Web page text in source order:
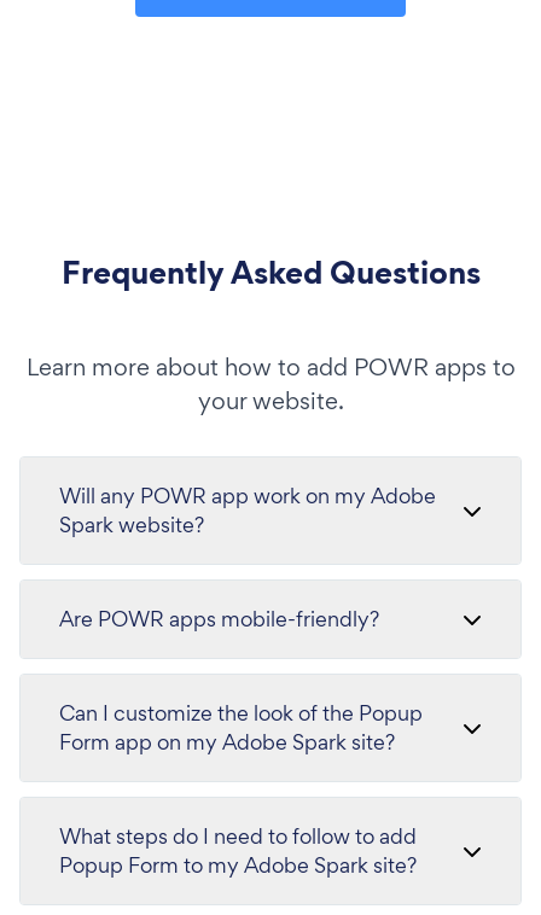
Frequently Asked Questions
Learn more about how to add POWR apps to
your website.
Will any POWR app work on my Adobe
Spark website?
Are POWR apps mobile-friendly?
Can I customize the look of the Popup
Form app on my Adobe Spark site?
What steps do I need to follow to add
Popup Form to my Adobe Spark site?